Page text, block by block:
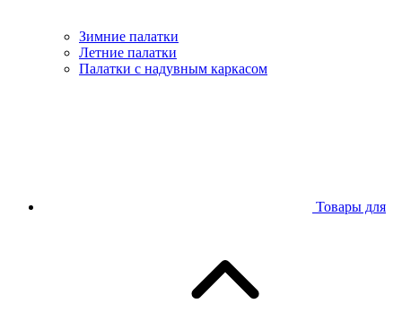
Зимние палатки
Летние палатки
Палатки с надувным каркасом
Товары для